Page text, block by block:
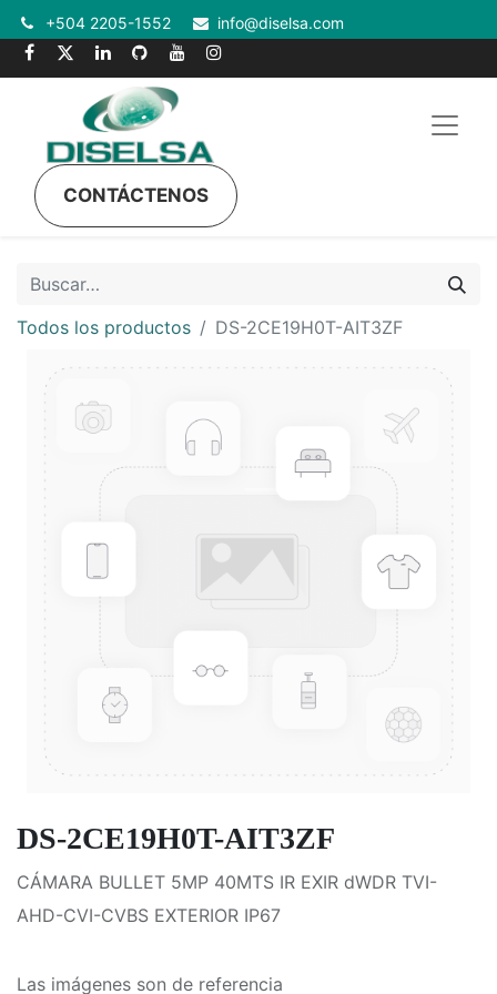
+504 2205-1552 info@diselsa.com
CONTÁCTENOS
Todos los productos DS-2CE19H0T-AIT3ZF
DS-2CE19H0T-AIT3ZF
CÁMARA BULLET 5MP 40MTS IR EXIR dWDR TVI-
AHD-CVI-CVBS EXTERIOR IP67
Las imágenes son de referencia